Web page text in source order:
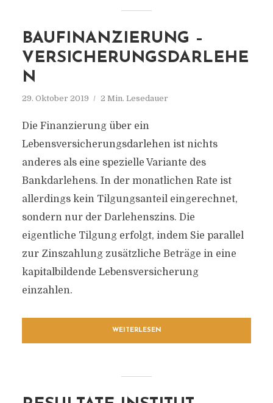
BAUFINANZIERUNG –
VERSICHERUNGSDARLEHE
N
29. Oktober 2019 2 Min. Lesedauer
Die Finanzierung über ein
Lebensversicherungsdarlehen ist nichts
anderes als eine spezielle Variante des
Bankdarlehens. In der monatlichen Rate ist
allerdings kein Tilgungsanteil eingerechnet,
sondern nur der Darlehenszins. Die
eigentliche Tilgung erfolgt, indem Sie parallel
zur Zinszahlung zusätzliche Beträge in eine
kapitalbildende Lebensversicherung
einzahlen.
WEITERLESEN